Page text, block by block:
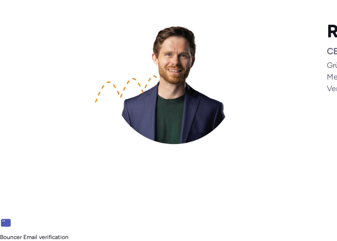
Bouncer Email verification